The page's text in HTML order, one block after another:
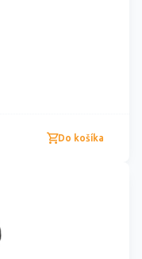
Do košíka